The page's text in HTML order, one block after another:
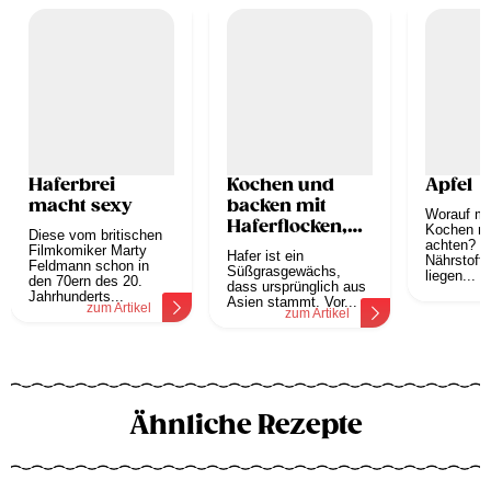
Haferbrei
macht sexy
Diese vom britischen
Filmkomiker Marty
Feldmann schon in
den 70ern des 20.
Jahrhunderts...
zum Artikel
Kochen und
backen mit
Haferflocken,
Hafermilch,
Hafermehl
Hafer ist ein
Süßgrasgewächs,
dass ursprünglich aus
Asien stammt. Vor...
zum Artikel
Apfel
Worauf
Kochen
achten?
liegen...
Ähnliche Rezepte